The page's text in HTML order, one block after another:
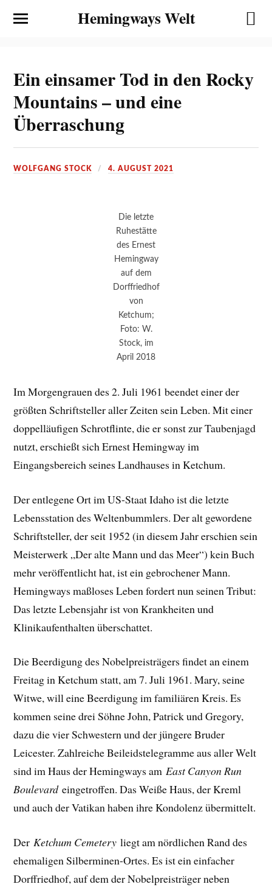
Hemingways Welt
Ein einsamer Tod in den Rocky
Mountains – und eine
Überraschung
WOLFGANG STOCK 4. AUGUST 2021
Die letzte
Ruhestätte
des Ernest
Hemingway
auf dem
Dorffriedhof
von
Ketchum;
Foto: W.
Stock, im
April 2018
Im Morgengrauen des 2. Juli 1961 beendet einer der
größten Schriftsteller aller Zeiten sein Leben. Mit einer
doppelläufigen Schrotflinte, die er sonst zur Taubenjagd
nutzt, erschießt sich Ernest Hemingway im
Eingangsbereich seines Landhauses in Ketchum.
Der entlegene Ort im US-Staat Idaho ist die letzte
Lebensstation des Weltenbummlers. Der alt gewordene
Schriftsteller, der seit 1952 (in diesem Jahr erschien sein
Meisterwerk „Der alte Mann und das Meer“) kein Buch
mehr veröffentlicht hat, ist ein gebrochener Mann.
Hemingways maßloses Leben fordert nun seinen Tribut:
Das letzte Lebensjahr ist von Krankheiten und
Klinikaufenthalten überschattet.
Die Beerdigung des Nobelpreisträgers findet an einem
Freitag in Ketchum statt, am 7. Juli 1961. Mary, seine
Witwe, will eine Beerdigung im familiären Kreis. Es
kommen seine drei Söhne John, Patrick und Gregory,
dazu die vier Schwestern und der jüngere Bruder
Leicester. Zahlreiche Beileidstelegramme aus aller Welt
sind im Haus der Hemingways amEast Canyon Run
Boulevardeingetroffen. Das Weiße Haus, der Kreml
und auch der Vatikan haben ihre Kondolenz übermittelt.
DerKetchum Cemetery liegt am nördlichen Rand des
ehemaligen Silberminen-Ortes. Es ist ein einfacher
Dorffriedhof, auf dem der Nobelpreisträger neben